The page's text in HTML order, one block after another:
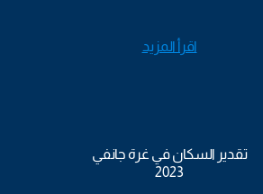
اقرأ المزيد
تقدير السكان في غرة جانفي
2023